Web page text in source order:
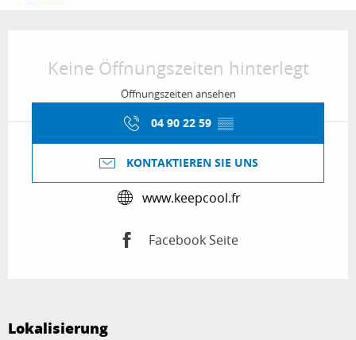
Keine Öffnungszeiten hinterlegt
Öffnungszeiten ansehen
04 90 22 59 ▒▒
KONTAKTIEREN SIE UNS
www.keepcool.fr
Facebook Seite
Lokalisierung